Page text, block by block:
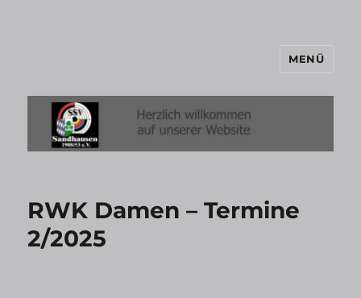
MENÜ
RWK Damen – Termine
2/2025